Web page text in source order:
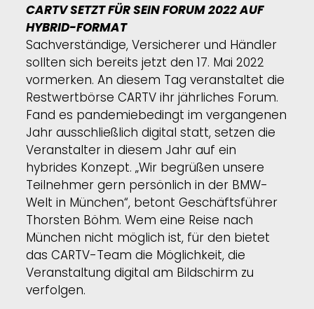
CARTV SETZT FÜR SEIN FORUM 2022 AUF
HYBRID-FORMAT
Sachverständige, Versicherer und Händler
sollten sich bereits jetzt den 17. Mai 2022
vormerken. An diesem Tag veranstaltet die
Restwertbörse CARTV ihr jährliches Forum.
Fand es pandemiebedingt im vergangenen
Jahr ausschließlich digital statt, setzen die
Veranstalter in diesem Jahr auf ein
hybrides Konzept. „Wir begrüßen unsere
Teilnehmer gern persönlich in der BMW-
Welt in München“, betont Geschäftsführer
Thorsten Böhm. Wem eine Reise nach
München nicht möglich ist, für den bietet
das CARTV-Team die Möglichkeit, die
Veranstaltung digital am Bildschirm zu
verfolgen.